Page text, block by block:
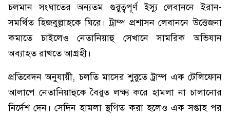
চলমান সংঘাতের অন্যতম গুরুত্বপূর্ণ ইস্যু লেবাননে ইরান-
সমর্থিত হিজবুল্লাহকে ঘিরে। ট্রাম্প প্রশাসন লেবাননে উত্তেজনা
কমাতে চাইলেও নেতানিয়াহু সেখানে সামরিক অভিযান
অব্যাহত রাখতে আগ্রহী।
প্রতিবেদন অনুযায়ী, চলতি মাসের শুরুতে ট্রাম্প এক টেলিফোন
আলাপে নেতানিয়াহুকে বৈরুত লক্ষ্য করে হামলা না চালানোর
নির্দেশ দেন। সেদিন হামলা স্থগিত করা হলেও এক সপ্তাহ পর